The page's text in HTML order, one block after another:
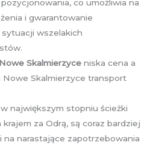
co umożliwia na
i gwarantowanie
wszelakich
Skalmierzyce niska cena a
Skalmierzyce transport
największym stopniu ścieżki
krajem za Odrą, są coraz bardziej
na narastające zapotrzebowania